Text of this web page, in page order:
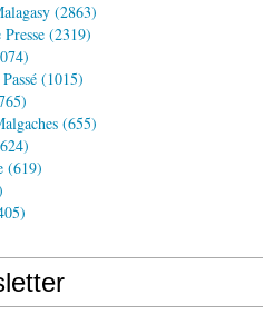
(2863)
(2319)
(1015)
(655)
(619)